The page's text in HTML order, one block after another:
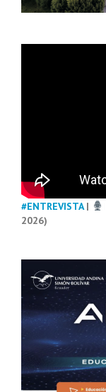
#ENTREVISTA|
2026)